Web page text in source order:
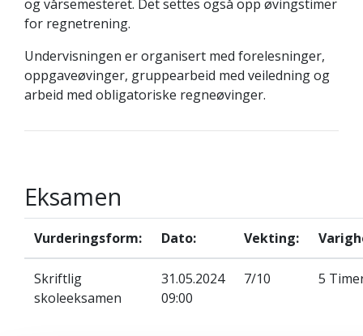
og vårsemesteret. Det settes også opp øvingstimer
for regnetrening.
Undervisningen er organisert med forelesninger,
oppgaveøvinger, gruppearbeid med veiledning og
arbeid med obligatoriske regneøvinger.
Eksamen
Vurderingsform: Dato: Vekting:
Skriftlig
skoleeksamen
31.05.2024
09:00
7/10 5